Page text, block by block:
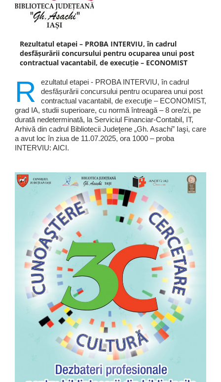
Rezultatul etapei – PROBA INTERVIU, în cadrul
desfășurării concursului pentru ocuparea unui post
contractual vacantabil, de execuţie – ECONOMIST
R
ezultatul etapei - PROBA INTERVIU, în cadrul
desfășurării concursului pentru ocuparea unui post
contractual vacantabil, de execuţie – ECONOMIST,
grad IA, studii superioare, cu normă întreagă – 8 ore/zi, pe
durată nedeterminată, la Serviciul Financiar-Contabil, IT,
Arhivă din cadrul Bibliotecii Judeţene „Gh. Asachi” Iaşi, care
a avut loc în ziua de 11.07.2025, ora 1000 – proba
INTERVIU: AICI.